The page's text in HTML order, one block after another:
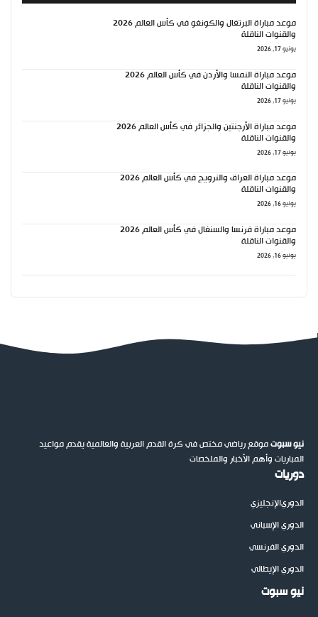
موعد مباراة البرتغال والكونغو في كأس العالم 2026
والقنوات الناقلة
يونيو 17, 2026
موعد مباراة النمسا والأردن في كأس العالم 2026
والقنوات الناقلة
يونيو 17, 2026
موعد مباراة الأرجنتين والجزائر في كأس العالم 2026
والقنوات الناقلة
يونيو 17, 2026
موعد مباراة العراق والنرويج في كأس العالم 2026
والقنوات الناقلة
يونيو 16, 2026
موعد مباراة فرنسا والسنغال في كأس العالم 2026
والقنوات الناقلة
يونيو 16, 2026
نيو سبوتموقع رياضي مختص في كرة القدم العربية والعالمية يقدم مواعيد
المباريات وأهم الأخبار والملخصات
دوريات
الدوريالإنجليزي
الدوري الإسباني
الدوري الفرنسي
الدوري الإيطالي
نيو سبوت